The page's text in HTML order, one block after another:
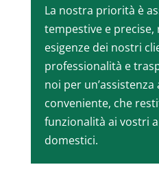
La nostra priorità è
tempestive e
esigenze dei nostri
professionalità e
noi per
conveniente, che
funzionalità ai vostri
domestici.